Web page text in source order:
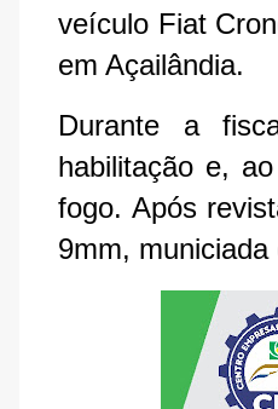
veículo Fiat
em Açailândia.
Durante a
habilitação e,
fogo. Após
9mm,